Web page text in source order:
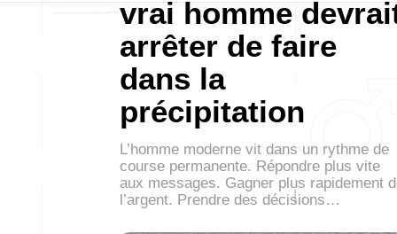
vrai homme
arrêter de faire
dans la
précipitation
L’homme moderne vit dans un rythme de
course permanente. Répondre plus vite
aux messages. Gagner plus rapidement
l’argent. Prendre des décisions…